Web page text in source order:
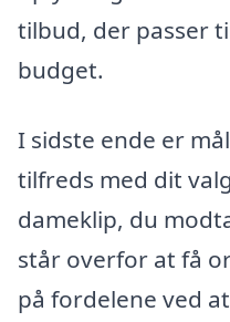
tilbud, der passer
budget.
I sidste ende er
tilfreds med dit
dameklip, du
står overfor at få
på fordelene ved